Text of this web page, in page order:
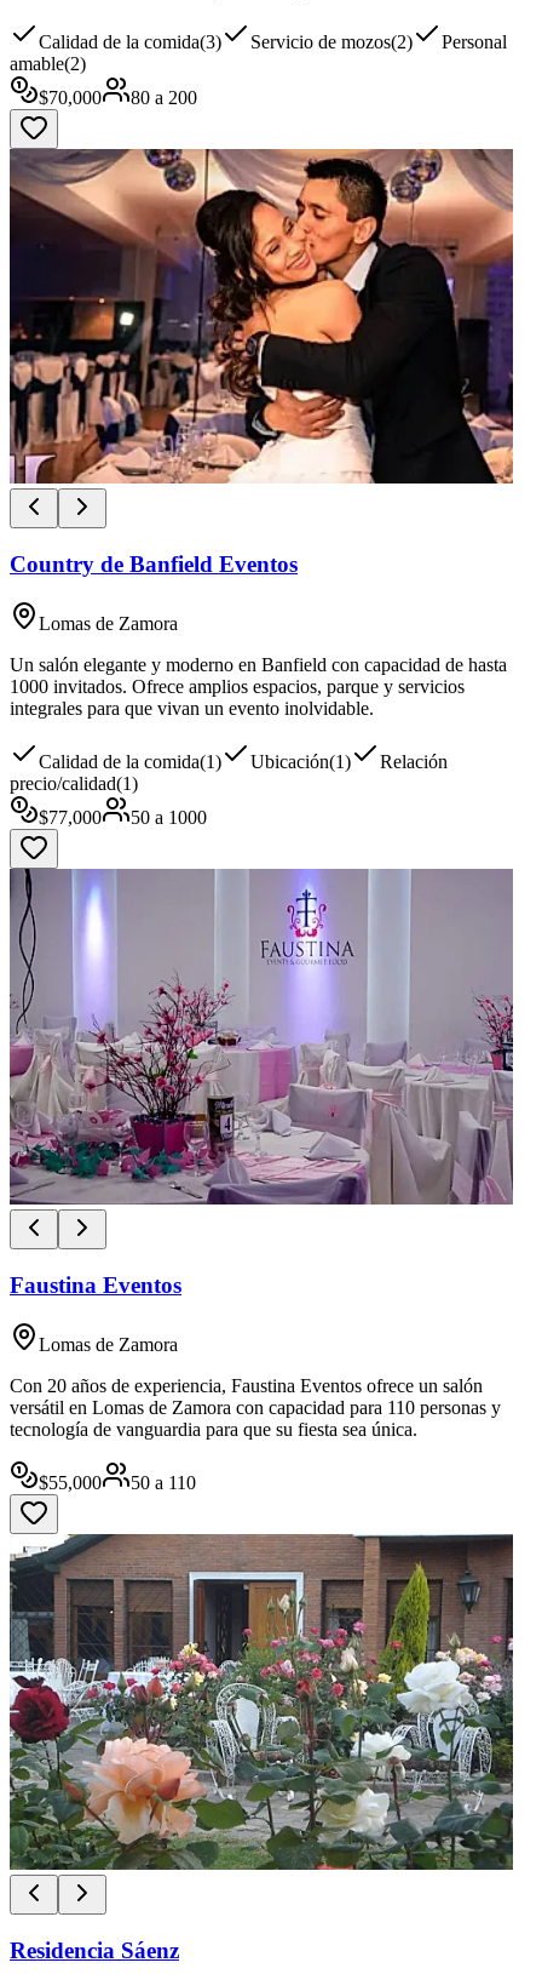
Calidad de la comida(3) Servicio de mozos(2)
Personal
amable(2)
$70,000 80 a 200
Country de Banfield Eventos
Lomas de Zamora
Un salón elegante y moderno en Banfield con capacidad de hasta
1000 invitados. Ofrece amplios espacios, parque y servicios
integrales para que vivan un evento inolvidable.
Calidad de la comida(1) Ubicación(1)
Relación
precio/calidad(1)
$77,000 50 a 1000
Faustina Eventos
Lomas de Zamora
Con 20 años de experiencia, Faustina Eventos ofrece un salón
versátil en Lomas de Zamora con capacidad para 110 personas y
tecnología de vanguardia para que su fiesta sea única.
$55,000 50 a 110
Residencia Sáenz